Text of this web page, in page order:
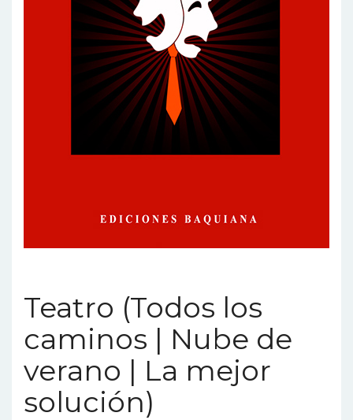
Teatro (Todos los
caminos | Nube de
verano | La mejor
solución)